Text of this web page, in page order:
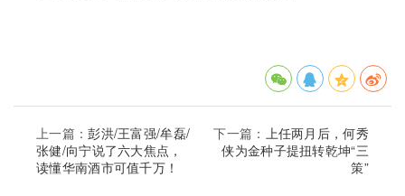
上一篇：彭洪/王富强/牟磊/
张健/向宁说了六大焦点，
读懂华南酒市可值千万！
下一篇：
上任两月后，何秀
侠为金种子提扭转乾坤“三
策”